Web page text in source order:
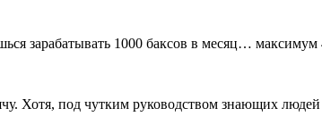
зарабатывать 1000 баксов в месяц… максимум
Хотя, под чутким руководством знающих